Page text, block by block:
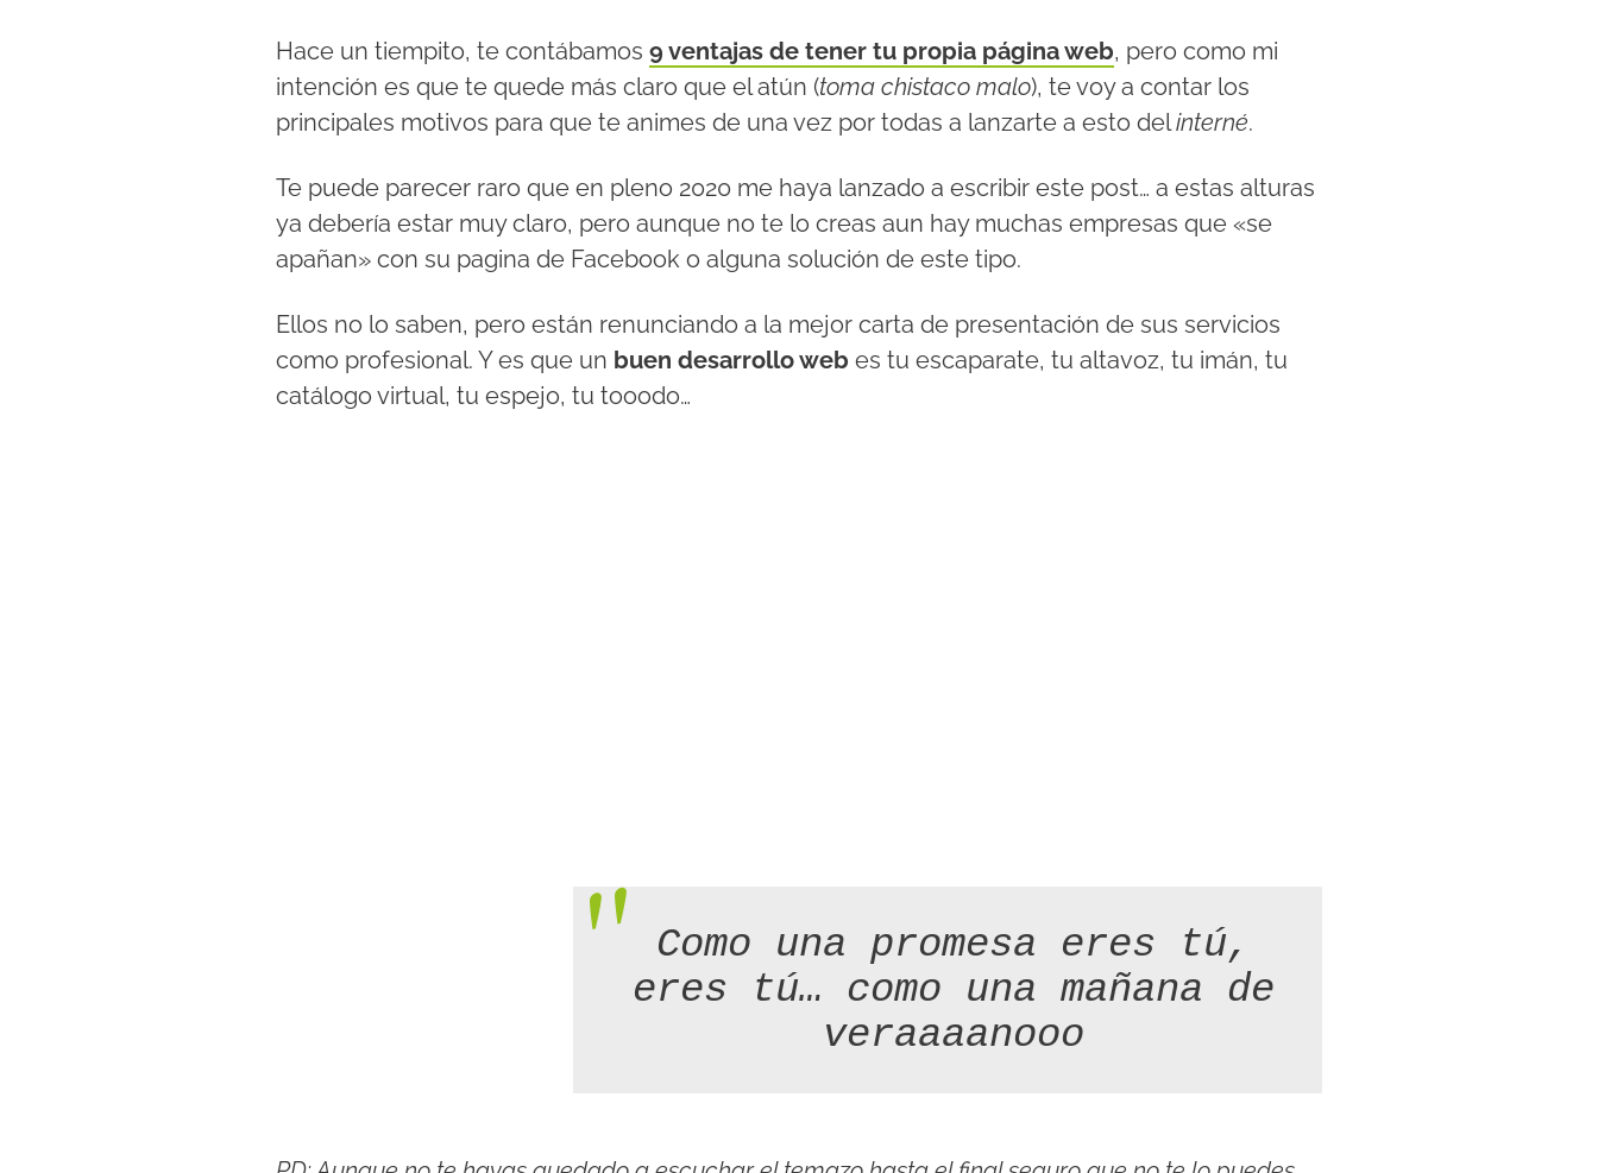
Hace un tiempito, te contábamos 9 ventajas de tener tu propia página web, pero como mi
intención es que te quede más claro que el atún (toma chistaco malo), te voy a contar los
principales motivos para que te animes de una vez por todas a lanzarte a esto delinterné.
Te puede parecer raro que en pleno 2020 me haya lanzado a escribir este post… a estas alturas
ya debería estar muy claro, pero aunque no te lo creas aun hay muchas empresas que «se
apañan» con su pagina de Facebook o alguna solución de este tipo.
Ellos no lo saben, pero están renunciando a la mejor carta de presentación de sus servicios
como profesional. Y es que un buen desarrollo web es tu escaparate, tu altavoz, tu imán, tu
catálogo virtual, tu espejo, tu tooodo…
Como una promesa eres tú,
eres tú… como una mañana de
veraaaanooo